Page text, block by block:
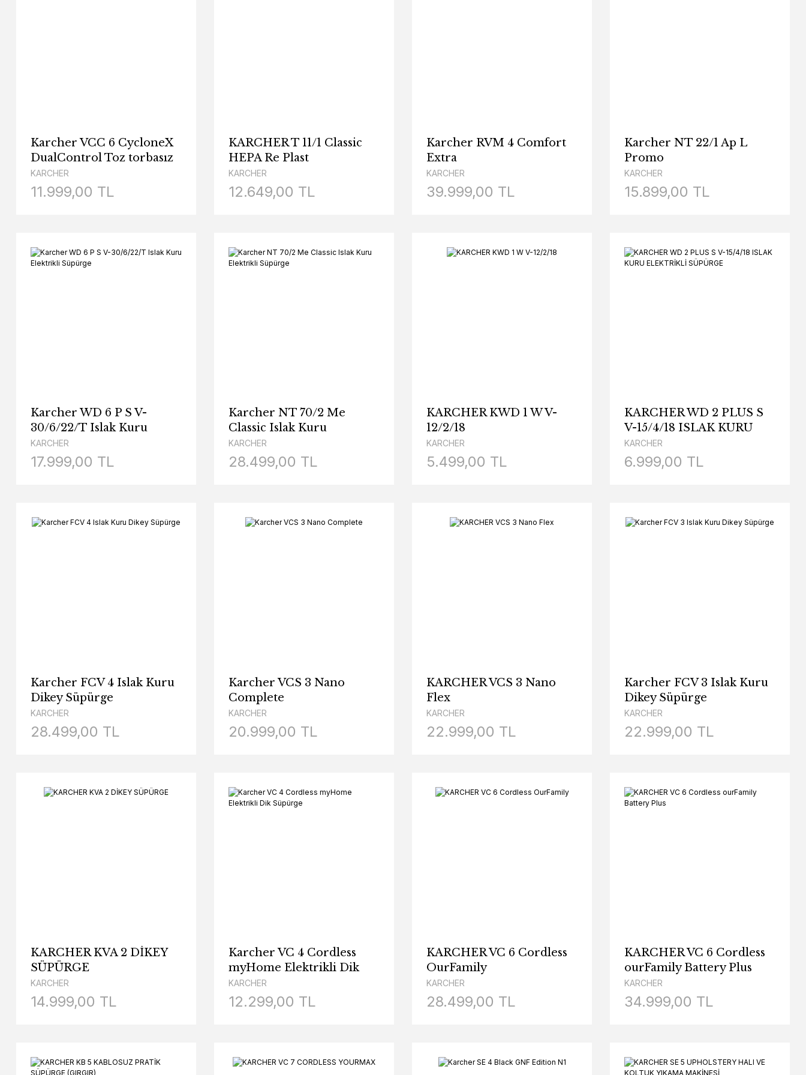
Karcher VCC 6 CycloneX
DualControl Toz torbasız
Turbo ve LED Başlıklı
Süpürge
KARCHER
11.999,00 TL
KARCHER T 11/1 Classic
HEPA Re Plast
KARCHER
12.649,00 TL
Karcher RVM 4 Comfort
Extra
KARCHER
39.999,00 TL
Karcher NT 22/1 Ap L
Promo
KARCHER
15.899,00 TL
Karcher WD 6 P S V-
30/6/22/T Islak Kuru
Elektrikli Süpürge
KARCHER
17.999,00 TL
Karcher NT 70/2 Me
Classic Islak Kuru
Elektrikli Süpürge
KARCHER
28.499,00 TL
KARCHER KWD 1 W V-
12/2/18
KARCHER
5.499,00 TL
KARCHER WD 2 PLUS S
V-15/4/18 ISLAK KURU
ELEKTRİKLİ SÜPÜRGE
KARCHER
6.999,00 TL
Karcher FCV 4 Islak Kuru
Dikey Süpürge
KARCHER
28.499,00 TL
Karcher VCS 3 Nano
Complete
KARCHER
20.999,00 TL
KARCHER VCS 3 Nano
Flex
KARCHER
22.999,00 TL
Karcher FCV 3 Islak Kuru
Dikey Süpürge
KARCHER
22.999,00 TL
KARCHER KVA 2 DİKEY
SÜPÜRGE
KARCHER
14.999,00 TL
Karcher VC 4 Cordless
myHome Elektrikli Dik
Süpürge
KARCHER
12.299,00 TL
KARCHER VC 6 Cordless
OurFamily
KARCHER
28.499,00 TL
KARCHER VC 6 Cordless
ourFamily Battery Plus
KARCHER
34.999,00 TL